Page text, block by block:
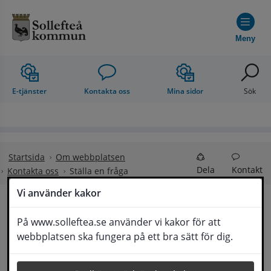
Vi använder kakor
På www.solleftea.se använder vi kakor för att
webbplatsen ska fungera på ett bra sätt för dig.
Meny
E-tjänster Kontakta oss Mina sidor Sök
Startsida
Om webbplatsen
Kontakta oss
Ställa en fråga Dela Kontakt
Ställa en fråga
Om din fråga är omfattande kan det bli aktuellt